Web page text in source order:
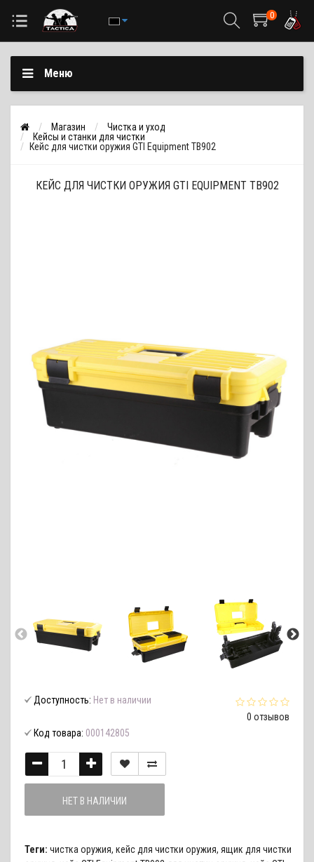
0
Меню
Магазин
Чистка и уход
Кейсы и станки для чистки
Кейс для чистки оружия GTI Equipment TB902
КЕЙС ДЛЯ ЧИСТКИ ОРУЖИЯ GTI EQUIPMENT TB902
0 отзывов
Доступность: Нет в наличии
Код товара: 000142805
НЕТ В НАЛИЧИИ
Теги: чистка оружия, кейс для чистки оружия, ящик для чистки